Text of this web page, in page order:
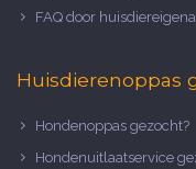
FAQ door
Huisdierenoppas
Hondenoppas gezocht?
Hondenuitlaatservice